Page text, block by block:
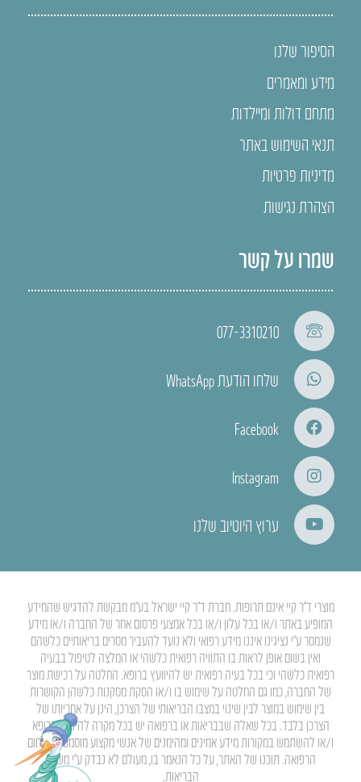
הסיפור שלנו
מידע ומאמרים
מתחם דולות ומיילדות
תנאי השימוש באתר
מדיניות פרטיות
הצהרת נגישות
שמרו על קשר
077-3310210
שלחו הודעת WhatsApp
Facebook
Instagram
ערוץ היוטיוב שלנו
מוצרי ד”ר קיי אינם תרופות. חברת ד”ר קיי ישראל בע”מ מבקשת להדגיש שהמידע
המופיע באתר ו/או בכל עלון ו/או בכל אמצעי פרסום אחר של החברה ו/או מידע
שנמסר ע”י נציגינו איננו מידע רפואי ולא נועד להעביר מסרים בריאותיים כלשהם
ואין בשום אופן לראות בו התוויה רפואית כלשהי או המלצה לטיפול בבעיה
רפואית כלשהי וכי בכל בעיה רפואית יש להיוועץ ברופא. החלטה על רכישת מוצר
של החברה, כמו גם החלטה על שימוש בו ו/או הסקת מסקנות כלשהן הקושרות
בין שימוש במוצר לבין שינוי במצבו הבריאותי של הצרכן, הינן על אחריותו של
הצרכן בלבד. בכל שאלה שבבריאות או ברפואה יש בכל מקרה להיוועץ ברופא
ו/או להשתמש במקורות מידע אמינים ומהימנים של אנשי מקצוע מוסמכים בתחום
הרפואה. תוכנו של האתר, על כל הנאמר בו, מעולם לא נבדק ע”י משרד
הבריאות.